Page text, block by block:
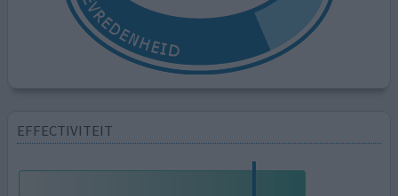
EFFECTIVITEIT